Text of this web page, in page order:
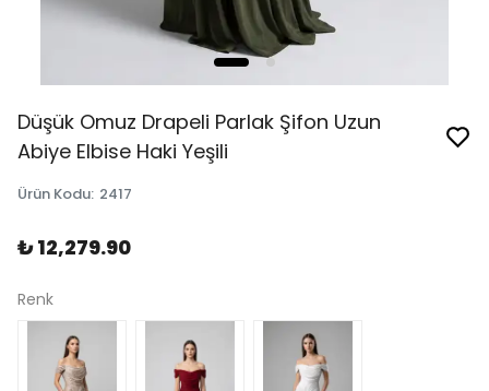
Düşük Omuz Drapeli Parlak Şifon Uzun
Abiye Elbise Haki Yeşili
Ürün Kodu: 2417
₺ 12,279.90
Renk